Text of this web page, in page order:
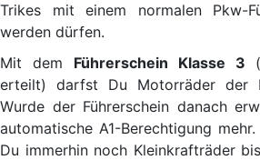
Trikes mit einem normalen Pkw-
werden dürfen.
Mit dem Führerschein Klasse 3
erteilt) darfst Du Motorräder der
Wurde der Führerschein danach
automatische A1-Berechtigung
Du immerhin noch Kleinkrafträder